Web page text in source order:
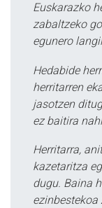
Euskarazko
zabaltzeko
egunero
Hedabide
herritarren
jasotzen
ez baitira
Herritarra,
kazetaritza
dugu. Baina
ezinbestekoa